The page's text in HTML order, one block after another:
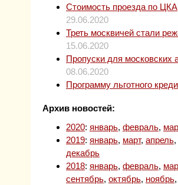
Стоимость проезда по
29.06.2020
Треть москвичей стали
15.06.2020
Пропуски для московских
08.06.2020
Программу льготного
Архив новостей:
2020: январь, февраль,
2019: январь, март, апрель,
декабрь
2018: январь, февраль,
сентябрь, октябрь, ноябрь